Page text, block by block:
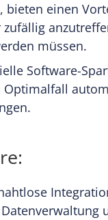
bieten einen
zufällig
müssen.
Software-